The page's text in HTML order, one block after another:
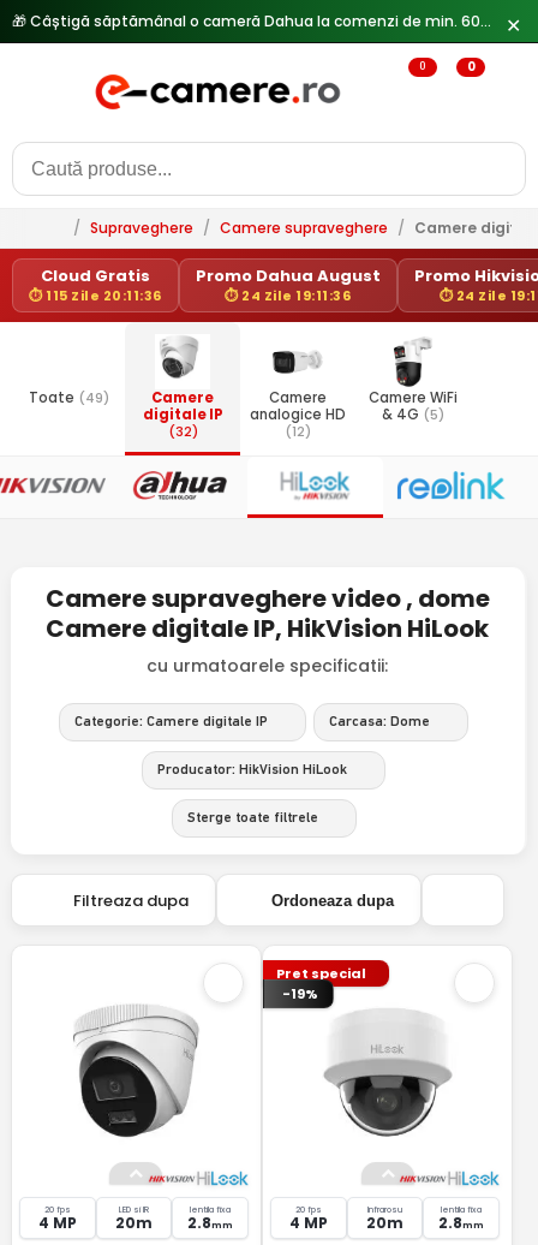
🔥Reduceri de pana la 25% doar in luna iulie → Vezi ofertele
✕
0 0
/ Supraveghere / Camere supraveghere / Camere
Cloud Gratis
⏱ 115 Zile 20:11:36
Promo Dahua August
⏱ 24 Zile 19:11:36
Promo
⏱ 24 Zile
Toate (49)
Camere
digitale IP
(32)
Camere
analogice HD
(12)
Camere WiFi
& 4G (5)
Camere supraveghere video , dome
Camere digitale IP, HikVision HiLook
cu urmatoarele specificatii:
Categorie: Camere digitale IP Carcasa: Dome
Producator: HikVision HiLook
Sterge toate filtrele
Filtreaza dupa Ordoneaza dupa
20 fps
4 MP
LED si IR
20m
lentila fixa
2.8mm
Pret special
-19%
20 fps
4 MP
Infrarosu
20m
lentila fixa
2.8mm